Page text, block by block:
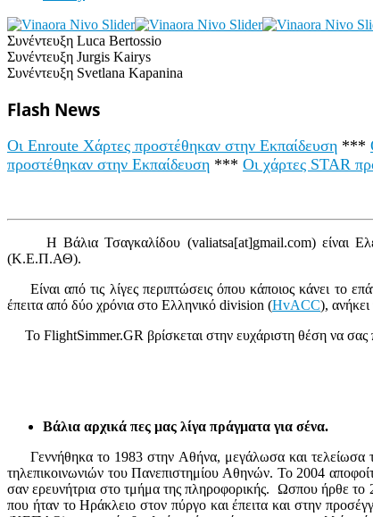
Συνέντευξη Luca Bertossio
Συνέντευξη Jurgis Kairys
Συνέντευξη Svetlana Kapanina
Flash News
Οι Enroute Χάρτες προστέθηκαν στην Εκπαίδευση ***
προστέθηκαν στην Εκπαίδευση *** Οι χάρτες STAR
Η Βάλια Τσαγκαλίδου (valiatsa[at]gmail.com) είναι
(Κ.Ε.Π.ΑΘ).
Είναι από τις λίγες περιπτώσεις όπου κάποιος κάνει το
έπειτα από δύο χρόνια στο Ελληνικό division (HvACC),
Το FlightSimmer.GR βρίσκεται στην ευχάριστη θέση να
Βάλια αρχικά πες μας λίγα πράγματα για σένα.
Γεννήθηκα το 1983 στην Αθήνα, μεγάλωσα και τελείωσα
τηλεπικοινωνιών του Πανεπιστημίου Αθηνών. Το 2004
σαν ερευνήτρια στο τμήμα της πληροφορικής. Ωσπου ήρθε
που ήταν το Ηράκλειο στον πύργο και έπειτα και στην